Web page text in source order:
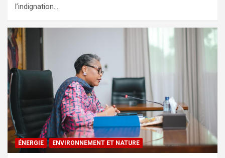
l’indignation…
ÉNERGIE ENVIRONNEMENT ET NATURE